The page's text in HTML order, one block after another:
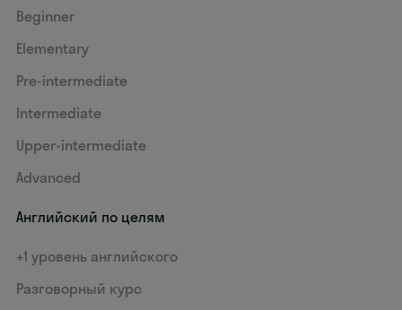
Beginner
Elementary
Pre-intermediate
Intermediate
Upper-intermediate
Advanced
Английский по целям
+1 уровень английского
Разговорный курс